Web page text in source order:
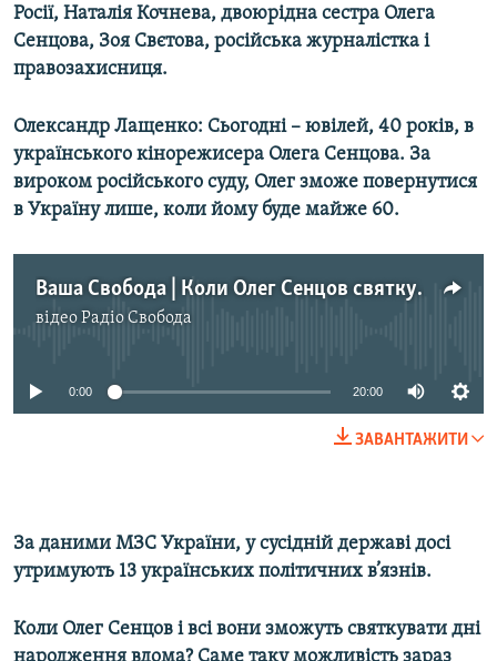
ДОЛУЧАЙСЯ!
Усі сайти RFE/RL
Росії, Наталія Кочнева, двоюрідна сестра Олега
Сенцова, Зоя Свєтова, російська журналістка і
правозахисниця.
Олександр Лащенко: Сьогодні – ювілей, 40 років, в
українського кінорежисера Олега Сенцова. За
вироком російського суду, Олег зможе повернутися
в Україну лише, коли йому буде майже 60.
Ваша Свобода | Коли Олег Сенцов святкуватиме день народження вдома?
відеоРадіо Свобода
No media source currently available
0:00 20:00
ЗАВАНТАЖИТИ
За даними МЗС України, у сусідній державі досі
утримують 13 українських політичних в’язнів.
Коли Олег Сенцов і всі вони зможуть святкувати дні